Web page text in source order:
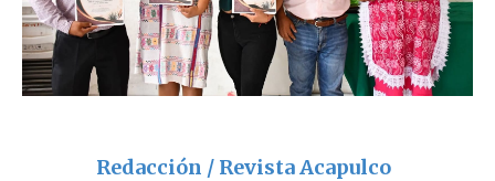
Redacción / Revista Acapulco